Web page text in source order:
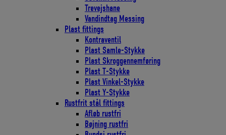
Trevejshane
Vandindtag Messing
Plast fittings
Kontraventil
Plast Samle-Stykke
Plast Skroggennemføring
Plast T-Stykke
Plast Vinkel-Stykke
Plast Y-Stykke
Rustfrit stål fittings
Afløb rustfri
Bøjning rustfri